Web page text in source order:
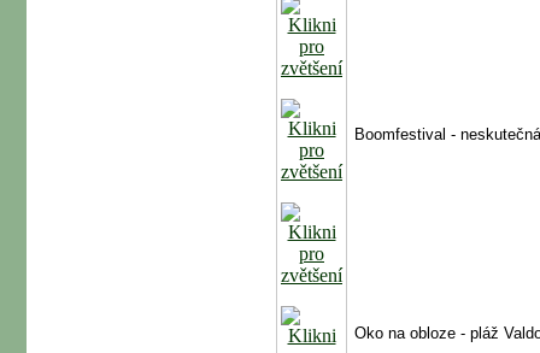
Boomfestival -
Oko na obloze - pláž